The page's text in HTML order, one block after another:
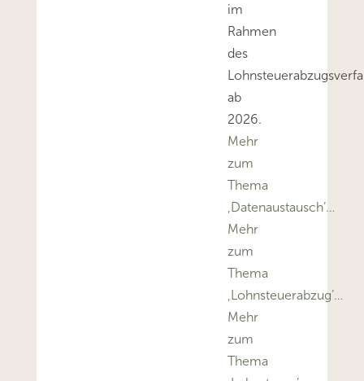
im
Rahmen
des
ab
2026.
Mehr
zum
Thema
‚Datenaustausch’…
Mehr
zum
Thema
‚Lohnsteuerabzug’…
Mehr
zum
Thema